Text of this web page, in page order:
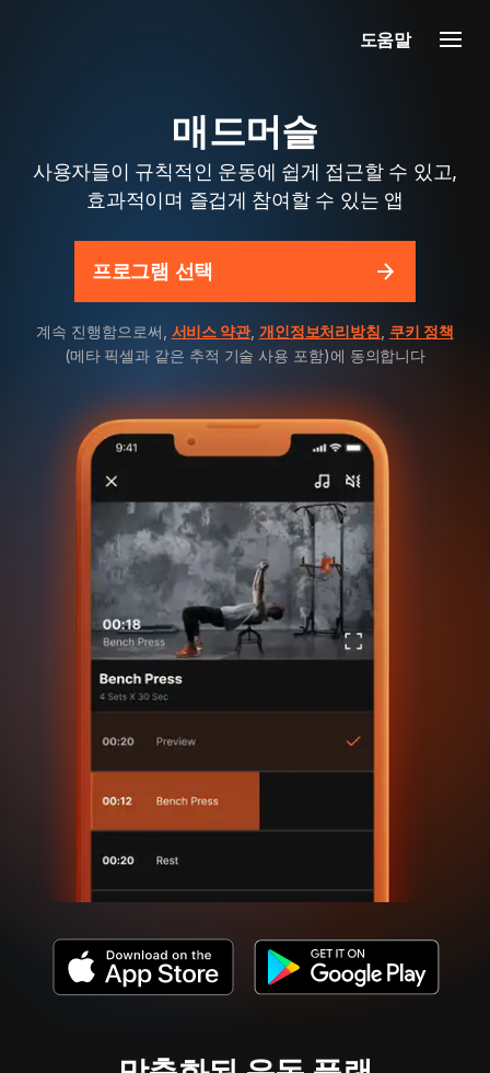
도움말
매드머슬
사용자들이 규칙적인 운동에 쉽게 접근할 수 있고,
효과적이며 즐겁게 참여할 수 있는 앱
프로그램 선택
계속 진행함으로써, 서비스 약관, 개인정보처리방침 쿠키 정책
(메타 픽셀과 같은 추적 기술 사용 포함)에 동의합니다